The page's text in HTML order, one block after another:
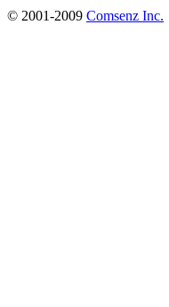
© 2001-2009 Comsenz Inc.